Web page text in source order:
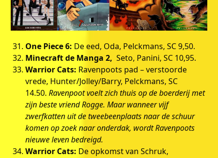
One Piece 6: De eed, Oda, Pelckmans, SC 9,50.
Minecraft de Manga 2, Seto, Panini, SC 10,95.
Warrior Cats: Ravenpoots pad – verstoorde
vrede, Hunter/Jolley/Barry, Pelckmans, SC
14.50.Ravenpoot voelt zich thuis op de boerderij met
zijn beste vriend Rogge. Maar wanneer vijf
zwerfkatten uit de tweebeenplaats naar de schuur
komen op zoek naar onderdak, wordt Ravenpoots
nieuwe leven bedreigd.
Warrior Cats: De opkomst van Schruk,